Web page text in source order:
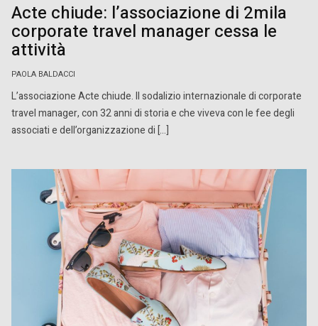
Acte chiude: l’associazione di 2mila
corporate travel manager cessa le
attività
PAOLA BALDACCI
L’associazione Acte chiude. Il sodalizio internazionale di corporate
travel manager, con 32 anni di storia e che viveva con le fee degli
associati e dell’organizzazione di […]